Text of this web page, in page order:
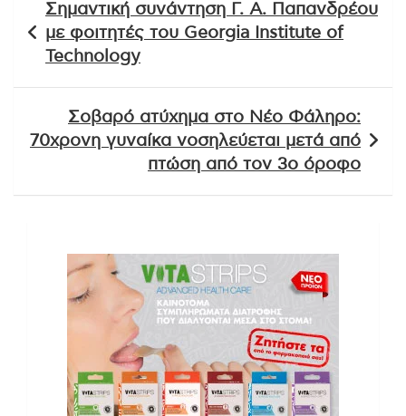
άρθρων
Σημαντική συνάντηση Γ. Α. Παπανδρέου
με φοιτητές του Georgia Institute of
Technology
Σοβαρό ατύχημα στο Νέο Φάληρο:
70χρονη γυναίκα νοσηλεύεται μετά από
πτώση από τον 3ο όροφο